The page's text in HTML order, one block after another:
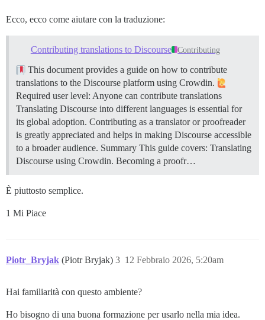
Ecco, ecco come aiutare con la traduzione:
Contributing translations to Discourse Contributing
This document provides a guide on how to contribute
translations to the Discourse platform using Crowdin.
Required user level: Anyone can contribute translations
Translating Discourse into different languages is essential for
its global adoption. Contributing as a translator or proofreader
is greatly appreciated and helps in making Discourse accessible
to a broader audience. Summary This guide covers: Translating
Discourse using Crowdin. Becoming a proofr…
È piuttosto semplice.
1 Mi Piace
Piotr_Bryjak (Piotr Bryjak) 12 Febbraio 2026, 5:20am
3
Hai familiarità con questo ambiente?
Ho bisogno di una buona formazione per usarlo nella mia idea.